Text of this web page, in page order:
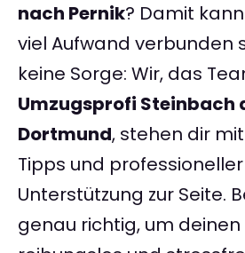
nach Pernik? Damit
viel Aufwand verbunden
keine Sorge: Wir, das
Umzugsprofi Steinbach
Dortmund, stehen dir
Tipps und professioneller
Unterstützung zur Seite.
genau richtig, um deinen